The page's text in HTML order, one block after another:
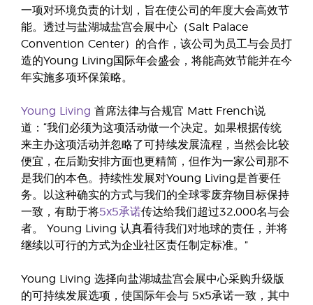
一项对环境负责的计划，旨在使公司的年度大会高效节
能。透过与盐湖城盐宫会展中心（Salt Palace
Convention Center）的合作，该公司为员工与会员打
造的Young Living国际年会盛会，将能高效节能并在今
年实施多项环保策略。
Young Living 首席法律与合规官 Matt French说
道：“我们必须为这项活动做一个决定。如果根据传统
来主办这项活动并忽略了可持续发展流程，当然会比较
便宜，在后勤安排方面也更精简，但作为一家公司那不
是我们的本色。持续性发展对Young Living是首要任
务。以这种确实的方式与我们的全球零废弃物目标保持
一致，有助于将5x5承诺传达给我们超过32,000名与会
者。 Young Living 认真看待我们对地球的责任，并将
继续以可行的方式为企业社区责任制定标准。”
Young Living 选择向盐湖城盐宫会展中心采购升级版
的可持续发展选项，使国际年会与 5x5承诺一致，其中